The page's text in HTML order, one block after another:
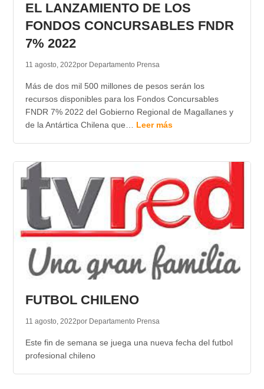
EL LANZAMIENTO DE LOS
FONDOS CONCURSABLES FNDR
7% 2022
11 agosto, 2022por Departamento Prensa
Más de dos mil 500 millones de pesos serán los
recursos disponibles para los Fondos Concursables
FNDR 7% 2022 del Gobierno Regional de Magallanes y
de la Antártica Chilena que… Leer más
FUTBOL CHILENO
11 agosto, 2022por Departamento Prensa
Este fin de semana se juega una nueva fecha del futbol
profesional chileno